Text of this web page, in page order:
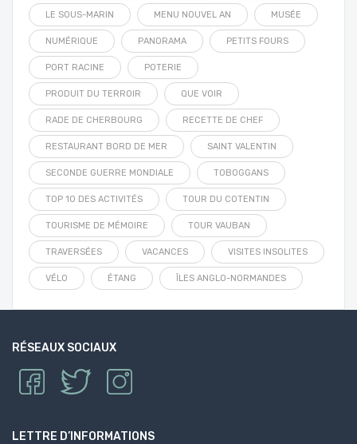
LE SOUS-MARIN MENU NOUVEL AN MUSÉE
NUMÉRIQUE PANORAMA PETITS FOURS
PORT RACINE POTERIE
PRODUIT DU TERROIR QUE VOIR
RADE DE CHERBOURG RECETTE DE CHEF
RESTAURANT BORD DE MER SAINT VALENTIN
SECONDE GUERRE MONDIALE TOBOGGANS
TOP 10 DES ACTIVITÉS TOUR DU COTENTIN
TOURISME DE MÉMOIRE TOUR VAUBAN
TRAVERSÉES VACANCES VISITES INSOLITES
VÉLO ÉTANG ÎLES ANGLO-NORMANDES
RÉSEAUX SOCIAUX
LETTRE D’INFORMATIONS